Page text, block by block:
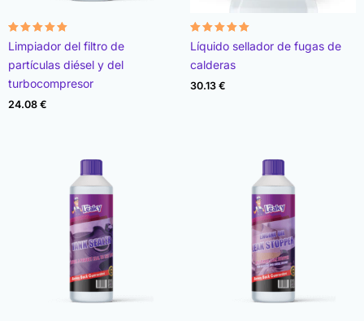
Valorado
con
4.96
de 5
Limpiador del filtro de
partículas diésel y del
turbocompresor
24.08 €
Valorado
con
4.89
de 5
Líquido sellador de fugas de
calderas
30.13 €